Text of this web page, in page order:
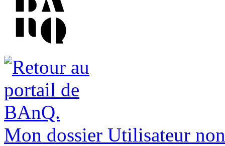
Mon dossier Utilisateur